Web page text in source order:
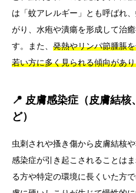
は「蚊アレルギー」とも呼ばれ
がり、水疱や潰瘍を形成して治
す。また、 発熱やリンパ節腫脹
若い方に多く見られる傾向があ
📍 皮膚感染症（皮膚結
ど）
虫刺されや搔き傷から皮膚結核
感染症が引き起こされることは
る方や特定の環境に長くいた方